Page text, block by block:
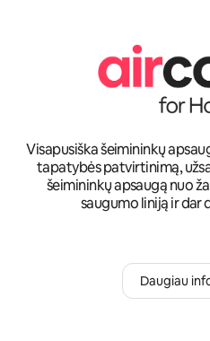
Visapusiška šeimininkų
tapatybės patvirtinimą,
šeimininkų apsaugą nuo
saugumo liniją ir dar
Daugiau